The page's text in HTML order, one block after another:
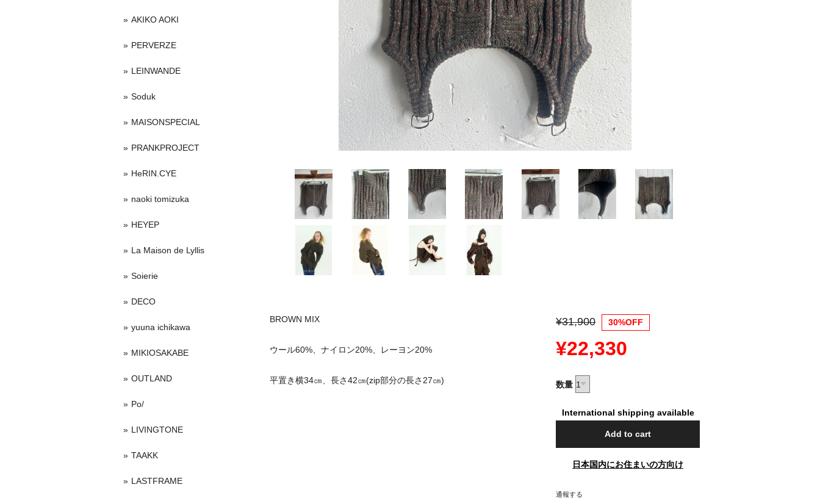
BROWN MIX
ウール60%、ナイロン20%、レーヨン20%
平置き横34㎝、長さ42㎝(zip部分の長さ27㎝)
¥31,900 30%OFF
¥22,330
数量
International shipping available
Add to cart
日本国内にお住まいの方向け
通報する
AKIKO AOKI
PERVERZE
LEINWANDE
Soduk
MAISONSPECIAL
PRANKPROJECT
HeRIN.CYE
naoki tomizuka
HEYEP
La Maison de Lyllis
Soierie
DECO
yuuna ichikawa
MIKIOSAKABE
OUTLAND
Po/
LIVINGTONE
TAAKK
LASTFRAME